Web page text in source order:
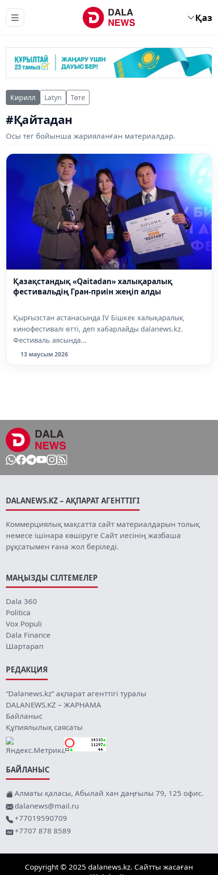
Қаз
Кирилл Latyn Төте
#Қайтадан
Осы тег бойынша жарияланған материалдар.
Қазақстандық «Qaitadan» халықаралық
фестивальдің Гран-приін жеңіп алды
Қырғызстан астанасында IV Бішкек халықаралық
кинофестивалі өтті, деп хабарлайды dalanews.kz.
Фестиваль аясында...
13 маусым 2026
DALANEWS.KZ – АҚПАРАТ АГЕНТТІГІ
Коммерциялық мақсатта сайт материалдарын толық
немесе ішінара көшіруге Сайт иесінің жазбаша
рұқсатымен ғана жол беріледі.
МАҢЫЗДЫ СІЛТЕМЕЛЕР
Dala 360
Politica
Vox Populi
Dala Finance
Шартарап
РЕДАКЦИЯ
“Dalanews.kz” ақпарат агенттігі туралы
DALANEWS.KZ – ЖАРНАМА
Байланыс
Құпиялылық саясаты
БАЙЛАНЫС
Алматы қаласы, Абылай хан даңғылы 79, 125 офис.
dalanews@mail.ru
+77019590709
+7707 878 8589
Copyright © 2025 dalanews.kz. Сайтты жасаған